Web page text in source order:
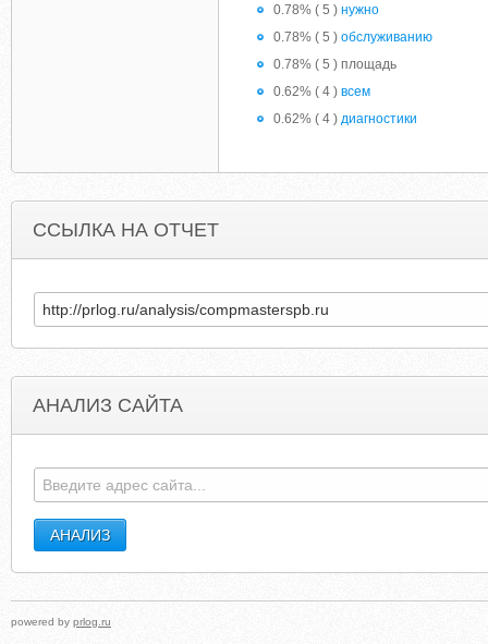
0.78% ( 5 ) нужно
0.78% ( 5 ) обслуживанию
0.78% ( 5 ) площадь
0.62% ( 4 ) всем
0.62% ( 4 ) диагностики
ССЫЛКА НА ОТЧЕТ
АНАЛИЗ САЙТА
powered by prlog.ru